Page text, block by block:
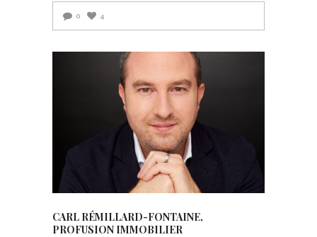
0 4
CARL RÉMILLARD-FONTAINE,
PROFUSION IMMOBILIER